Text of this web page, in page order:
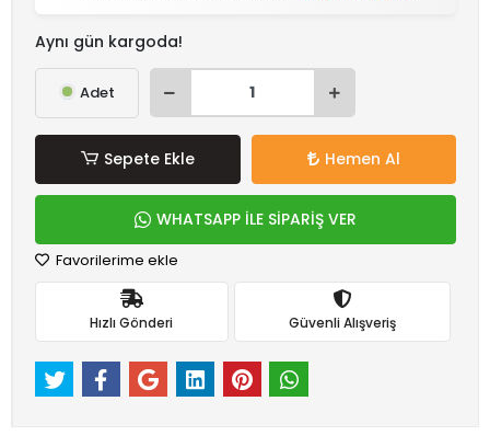
Aynı gün kargoda!
Adet
Sepete Ekle Hemen Al
WHATSAPP İLE SİPARİŞ VER
Favorilerime ekle
Hızlı Gönderi Güvenli Alışveriş